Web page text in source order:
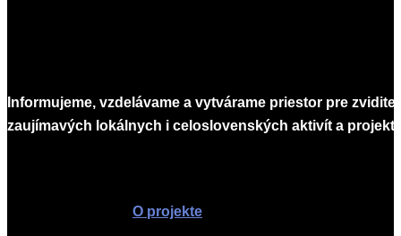
Informujeme, vzdelávame a vytvárame priestor pre
zaujímavých lokálnych i celoslovenských aktivít a
O projekte